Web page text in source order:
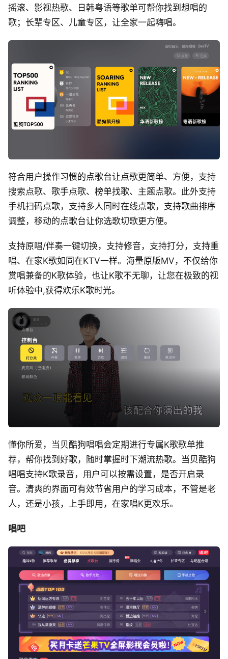
摇滚、影视热歌、日韩粤语等歌单可帮你找到想唱的
歌；长辈专区、儿童专区，让全家一起嗨唱。
符合用户操作习惯的点歌台让点歌更简单、方便，支持
搜索点歌、歌手点歌、榜单找歌、主题点歌。此外支持
手机扫码点歌，支持多人同时在线点歌，支持歌曲排序
调整，移动的点歌台让你选歌切歌更方便。
支持原唱/伴奏一键切换，支持修音，支持打分，支持重
唱、在家K歌如同在KTV一样。海量原版MV，不仅给你
赏唱兼备的K歌体验，也让K歌不无聊，让您在极致的视
听体验中,获得欢乐K歌时光。
懂你所爱，当贝酷狗唱唱会定期进行专属K歌歌单推
荐，帮你找到好歌，随时掌握时下潮流热歌。当贝酷狗
唱唱支持K歌录音，用户可以按需设置，是否开启录
音。清爽的界面可有效节省用户的学习成本，不管是老
人，还是小孩，上手即用，在家唱K更欢乐。
唱吧